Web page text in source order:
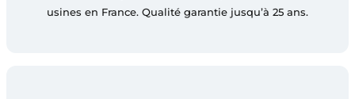
usines en France. Qualité garantie jusqu’à 25 ans.